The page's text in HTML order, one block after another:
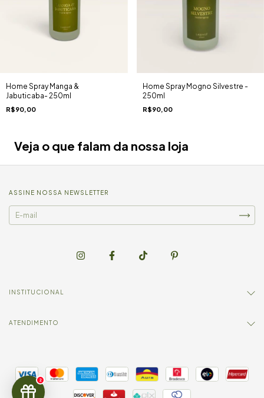
2
Home Spray Manga &
Jabuticaba- 250ml
R$90,00
Home Spray Mogno Silvestre -
250ml
R$90,00
Veja o que falam da nossa loja
ASSINE NOSSA NEWSLETTER
INSTITUCIONAL
ATENDIMENTO